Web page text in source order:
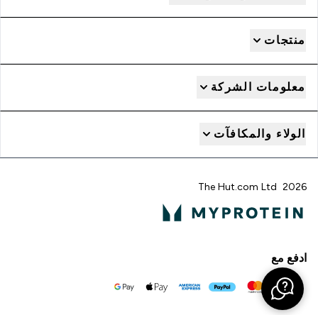
منتجات
معلومات الشركة
الولاء والمكافآت
2026 The Hut.com Ltd
ادفع مع